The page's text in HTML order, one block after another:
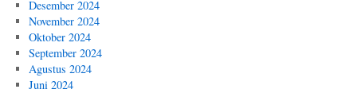
Desember 2024
November 2024
Oktober 2024
September 2024
Agustus 2024
Juni 2024